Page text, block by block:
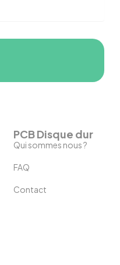
PCB Disque dur
Qui sommes nous ?
FAQ
Contact